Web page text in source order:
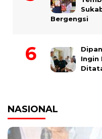
Bergengsi
Ingin
NASIONAL